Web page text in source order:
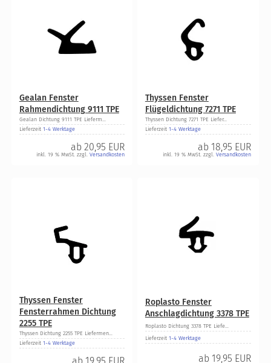
Gealan Fenster
Rahmendichtung 9111 TPE
Gealan Dichtung 9111 TPE Lieferm...
Lieferzeit 1-4 Werktage
ab20,95 EUR
inkl. 19 % MwSt. zzgl.Versandkosten
Thyssen Fenster
Flügeldichtung 7271 TPE
Thyssen Dichtung 7271 TPE Liefer...
Lieferzeit 1-4 Werktage
ab 18,95 EUR
inkl. 19 % MwSt. zzgl. Versandkosten
Thyssen Fenster
Fensterrahmen Dichtung
2255 TPE
Thyssen Dichtung 2255 TPE Liefermen...
Lieferzeit 1-4 Werktage
ab 19,95 EUR
Roplasto Fenster
Anschlagdichtung 3378 TPE
Roplasto Dichtung 3378 TPE Liefe...
Lieferzeit 1-4 Werktage
ab 19,95 EUR